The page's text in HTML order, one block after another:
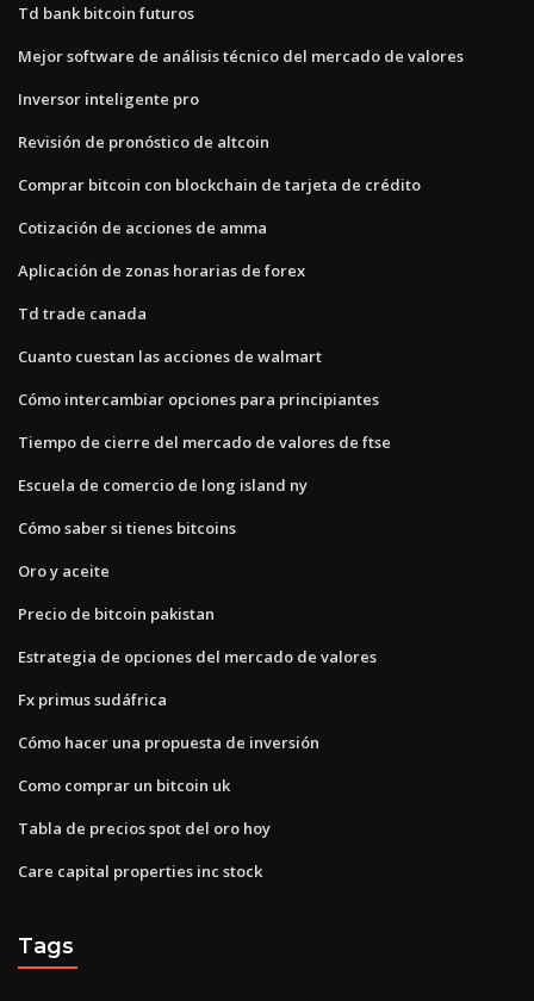
Td bank bitcoin futuros
Mejor software de análisis técnico del mercado de valores
Inversor inteligente pro
Revisión de pronóstico de altcoin
Comprar bitcoin con blockchain de tarjeta de crédito
Cotización de acciones de amma
Aplicación de zonas horarias de forex
Td trade canada
Cuanto cuestan las acciones de walmart
Cómo intercambiar opciones para principiantes
Tiempo de cierre del mercado de valores de ftse
Escuela de comercio de long island ny
Cómo saber si tienes bitcoins
Oro y aceite
Precio de bitcoin pakistan
Estrategia de opciones del mercado de valores
Fx primus sudáfrica
Cómo hacer una propuesta de inversión
Como comprar un bitcoin uk
Tabla de precios spot del oro hoy
Care capital properties inc stock
Tags